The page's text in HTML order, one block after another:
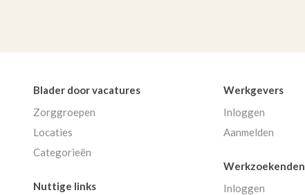
Blader door vacatures
Zorggroepen
Locaties
Categorieën
Werkgevers
Inloggen
Aanmelden
Werkzoekenden
Inloggen
Nuttige links